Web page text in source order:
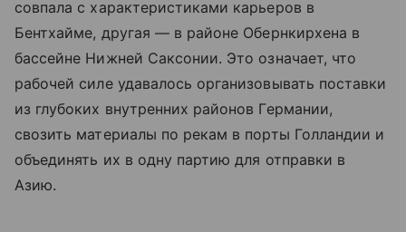
совпала с характеристиками карьеров в
Бентхайме, другая — в районе Обернкирхена в
бассейне Нижней Саксонии. Это означает, что
рабочей силе удавалось организовывать поставки
из глубоких внутренних районов Германии,
свозить материалы по рекам в порты Голландии и
объединять их в одну партию для отправки в
Азию.